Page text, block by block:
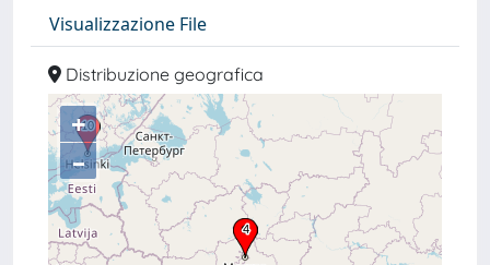
Visualizzazione File
Distribuzione geografica
+
–